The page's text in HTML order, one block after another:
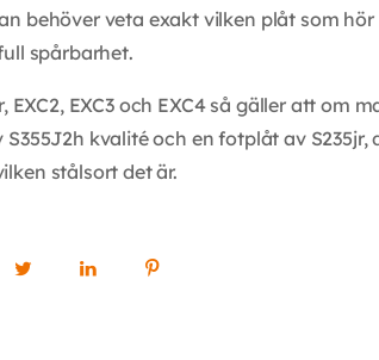
behöver veta exakt vilken plåt som
spårbarhet.
EXC2, EXC3 och EXC4 så gäller att om
S355J2h kvalité och en fotplåt av S235jr,
stålsort det är.